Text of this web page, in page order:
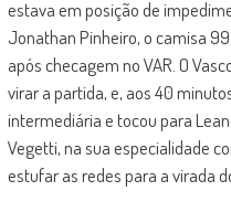
estava em posição de
Jonathan Pinheiro, o camisa
após checagem no VAR. O
virar a partida, e, aos 40
intermediária e tocou para
Vegetti, na sua especialidade
estufar as redes para a virada